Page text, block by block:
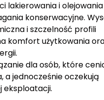
lakierowania i
konserwacyjne.
i szczelność profili
komfort użytkowania
dla osób, które
a jednocześnie oczekują
eksploatacji.